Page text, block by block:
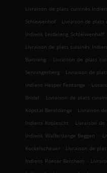
Livraison de plats cuisinés
Schlewenhof . Livraison de plats
Indiens Leideleng Schléiwenhaff
Livraison de plats cuisinés
Bartreng . Livraison de plats
Senningerberg . Livraison de
Indiens Hesper Fentange .
Bridel . Livraison de plats
Kopstal Bereldange . Livraison
Indiens Koplescht . Livraison de
Indiens Walferdange Beggen
.
Kockelscheuer . Livraison de
Indiens Roeser Berchem .